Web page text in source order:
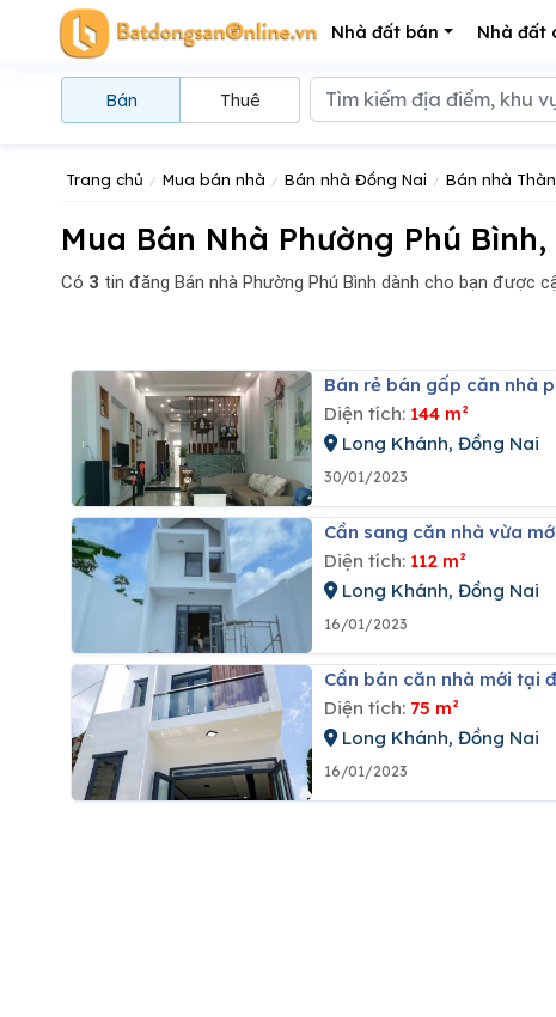
Nhà đất bán Nhà đất
Trang chủ Mua bán nhà Bán nhà Đồng Nai Bán nhà
Mua Bán Nhà Phường Phú
Có 3 tin đăng Bán nhà Phường Phú Bình dành cho bạn được
Bán rẻ bán gấp căn nhà
Diện tích: 144 m²
Long Khánh, Đồng Nai
30/01/2023
Cần sang căn nhà vừa
Diện tích: 112 m²
Long Khánh, Đồng Nai
16/01/2023
Cần bán căn nhà mới tại
Diện tích: 75 m²
Long Khánh, Đồng Nai
16/01/2023
Bán Thuê